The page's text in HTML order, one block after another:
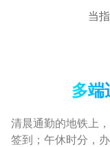
当
多端
清晨通勤的地铁上
签到；午休时分，